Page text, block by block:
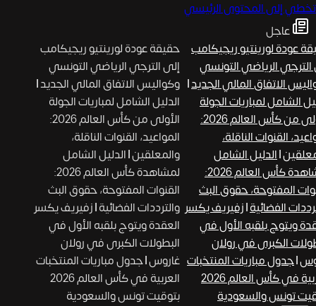
تخطي إلى المحتوى الرئيسي
عاجل
عودة لورينتيو ريجيكامب
الرياضي التونسي
الاتفاق المالي الجديد|
الشامل لمباريات الجولة
الأولى من كأس العالم 2026:
القنوات الناقلة،
|الدليل الشامل
لمشاهدة كأس العالم 2026:
المفتوحة، حقوق البث
الفضائية|زفيريف يكسر
ويتوج بلقبه الأول في
الكبرى في رولان
|جدول مباريات المنتخبات
العربية في كأس العالم 2026
تونس والسعودية
حقيقة عودة لورينتيو ريجيكامب
إلى الترجي الرياضي التونسي
وكواليس الاتفاق المالي الجديد|
الدليل الشامل لمباريات الجولة
الأولى من كأس العالم 2026:
المواعيد، القنوات الناقلة،
والمعلقين|الدليل الشامل
لمشاهدة كأس العالم 2026:
القنوات المفتوحة، حقوق البث
والترددات الفضائية زفيريف يكسر
العقدة ويتوج بلقبه الأول في
البطولات الكبرى في رولان
غاروس |جدول مباريات المنتخبات
العربية في كأس العالم 2026
بتوقيت تونس والسعودية